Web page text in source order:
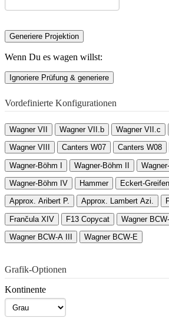
Generiere Projektion
Wenn Du es wagen willst:
Ignoriere Prüfung & generiere
Vordefinierte Konfigurationen
Wagner VII Wagner VII.b Wagner VII.c
Wagner VIII Canters W07 Canters W08
Wagner-Böhm I Wagner-Böhm II
Wagner-Böhm IV Hammer Eckert-
Approx. Aribert P. Approx. Lambert Azi.
Frančula XIV F13 Copycat Wagner
Wagner BCW-A III Wagner BCW-E
Grafik-Optionen
Kontinente